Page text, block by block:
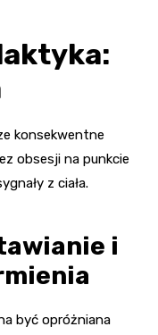
konsekwentne
obsesji na punkcie
z ciała.
i
być opróżniana